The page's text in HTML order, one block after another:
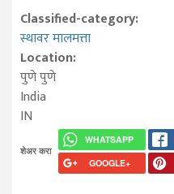
Classified-category:
स्थावर मालमत्ता
Location:
पुणेपुणे
India
IN
शेअर करा
WHATSAPP
GOOGLE+